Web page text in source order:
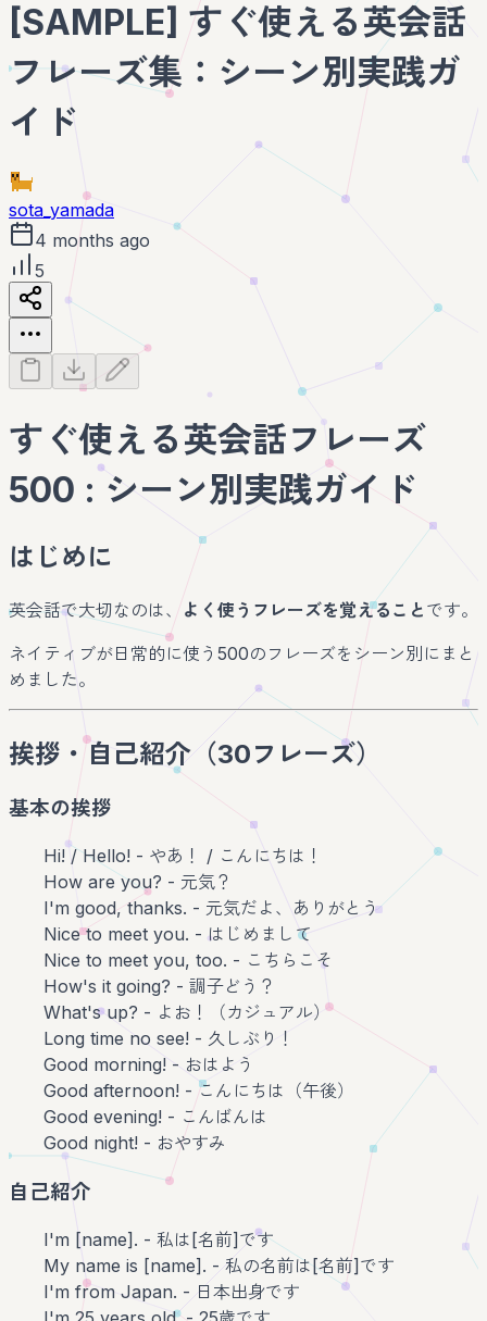
[SAMPLE] すぐ使える英会話
フレーズ集：シーン別実践ガ
イド
sota_yamada
4 months ago
5
すぐ使える英会話フレーズ
500 : シーン別実践ガイド
はじめに
英会話で大切なのは、よく使うフレーズを覚えること です。
ネイティブが日常的に使う500のフレーズをシーン別にまと
めました。
挨拶・自己紹介（30フレーズ）
基本の挨拶
Hi! / Hello! - やあ！ / こんにちは！
How are you? - 元気？
I'm good, thanks. - 元気だよ、ありがとう
Nice to meet you. - はじめまして
Nice to meet you, too. - こちらこそ
How's it going? - 調子どう？
What's up? - よお！（カジュアル）
Long time no see! - 久しぶり！
Good morning! - おはよう
Good afternoon! - こんにちは（午後）
Good evening! - こんばんは
Good night! - おやすみ
自己紹介
I'm [name]. - 私は[名前]です
My name is [name]. - 私の名前は[名前]です
I'm from Japan. - 日本出身です